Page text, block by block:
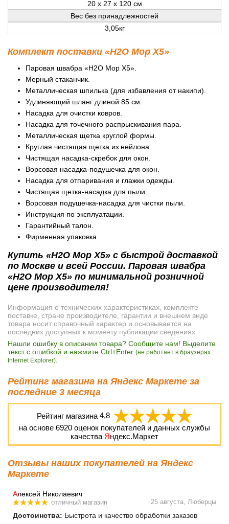
20 х 27 х 120 см
Вес без принадлежностей
3,05кг
Комплект поставки «H2O Mop X5»
Паровая швабра «H2O Mop X5».
Мерный стаканчик.
Металлическая шпилька (для избавления от накипи).
Удлиняющий шланг длиной 85 см.
Насадка для очистки ковров.
Насадка для точечного распрыскивания пара.
Металлическая щетка круглой формы.
Круглая чистящая щетка из нейлона.
Чистящая насадка-скребок для окон.
Ворсовая насадка-подушечка для окон.
Насадка для отпаривания и глажки одежды.
Чистящая щетка-насадка для пыли.
Ворсовая подушечка-насадка для чистки пыли.
Инструкция по эксплуатации.
Гарантийный талон.
Фирменная упаковка.
Купить «H2O Mop X5» с быстрой доставкой
по Москве и всей России. Паровая швабра
«H2O Mop X5» по минимальной розничной
цене производителя!
Информация о технических характеристиках, комплекте
поставке, стране производителе, гарантии и внешнем виде
товара носит справочный характер и основывается на
последних доступных к моменту публикации сведениях.
Нашли ошибку в описании товара? Сообщите нам! Выделите
текст с ошибкой и нажмите Ctrl+Enter (не работает в браузерах
Internet Explorer)
Рейтинг магазина на Яндекс Маркете за
последние 3 месяца
Рейтинг магазина 4,8
на основе 6920 оценок покупателей и данных службы
качества Яндекс.Маркет
Отзывы наших покупателей на Яндекс
Маркете
Алексей Николаевич
отличный магазин 25 августа, Люберцы
Достоинства: Быстрота и качество обработки заказов